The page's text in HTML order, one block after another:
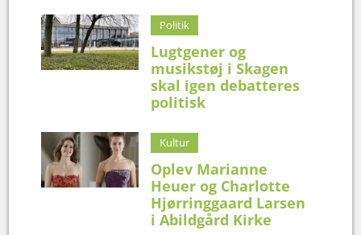
Politik
Lugtgener og
musikstøj i Skagen
skal igen debatteres
politisk
Kultur
Oplev Marianne
Heuer og Charlotte
Hjørringgaard Larsen
i Abildgård Kirke